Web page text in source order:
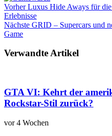
VorherLuxus Hide Aways für
Erlebnisse
Nächste GRID – Supercars und
Game
Verwandte Artikel
GTA VI: Kehrt der
Rockstar-Stil zurück?
vor 4 Wochen